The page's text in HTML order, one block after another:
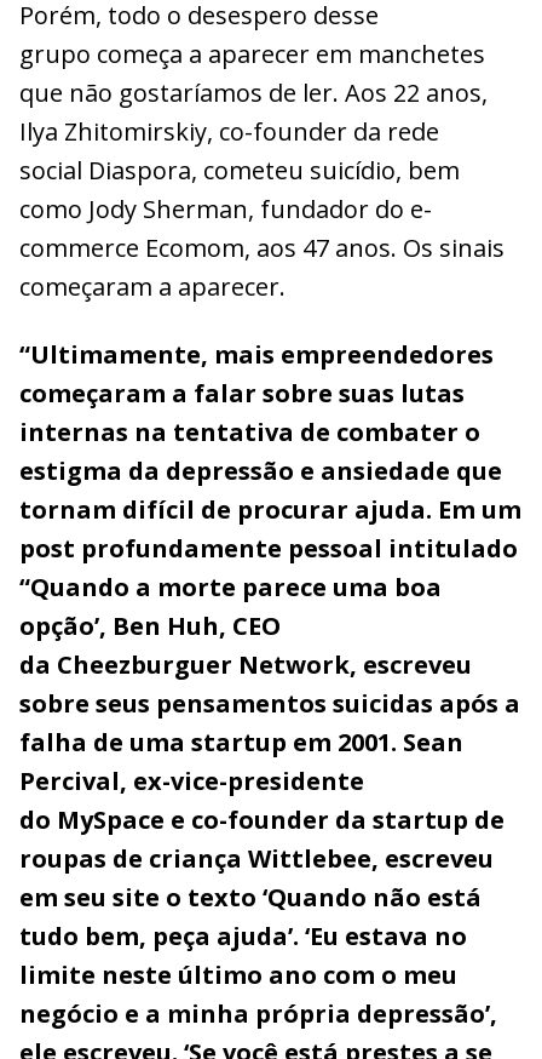
Porém, todo o desespero desse
grupo começa a aparecer em manchetes
que não gostaríamos de ler. Aos 22 anos,
Ilya Zhitomirskiy, co-founder da rede
social Diaspora, cometeu suicídio, bem
como Jody Sherman, fundador do e-
commerce Ecomom, aos 47 anos. Os sinais
começaram a aparecer.
“Ultimamente, mais empreendedores
começaram a falar sobre suas lutas
internas na tentativa de combater o
estigma da depressão e ansiedade que
tornam difícil de procurar ajuda. Em um
post profundamente pessoal intitulado
“Quando a morte parece uma boa
opção’, Ben Huh, CEO
da Cheezburguer Network, escreveu
sobre seus pensamentos suicidas após a
falha de uma startup em 2001. Sean
Percival, ex-vice-presidente
do MySpace e co-founder da startup de
roupas de criança Wittlebee, escreveu
em seu site o texto ‘Quando não está
tudo bem, peça ajuda’. ‘Eu estava no
limite neste último ano com o meu
negócio e a minha própria depressão’,
ele escreveu. ‘Se você está prestes a se